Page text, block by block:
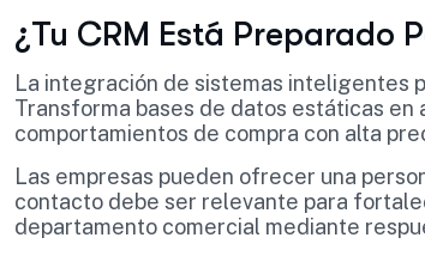
¿Tu CRM Está Preparado
La integración de sistemas inteligentes
Transforma bases de datos estáticas
comportamientos de compra con alta
Las empresas pueden ofrecer una
contacto debe ser relevante para
departamento comercial mediante